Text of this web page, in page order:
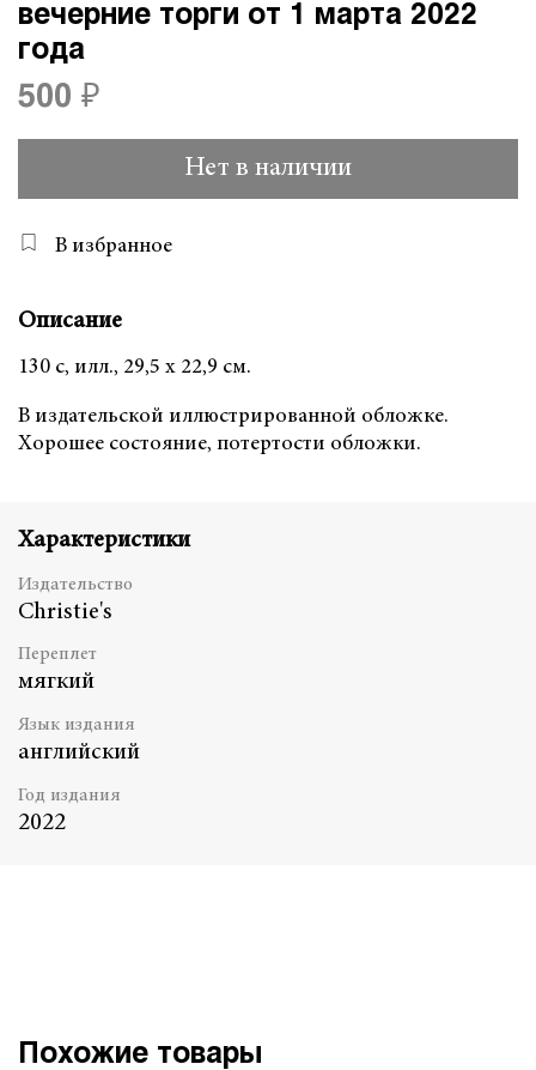
вечерние торги от 1 марта 2022
года
500 ₽
Нет в наличии
В избранное
Описание
130 с, илл., 29,5 x 22,9 см.
В издательской иллюстрированной обложке.
Хорошее состояние, потертости обложки.
Характеристики
Издательство
Christie's
Переплет
мягкий
Язык издания
английский
Год издания
2022
Похожие товары